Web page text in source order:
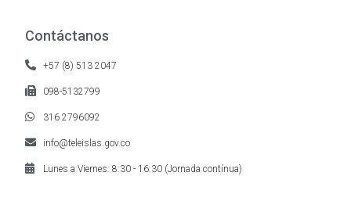
Contáctanos
+57 (8) 513 2047
098-5132799
316 2796092
info@teleislas.gov.co
Lunes a Viernes: 8:30 - 16:30 (Jornada contínua)